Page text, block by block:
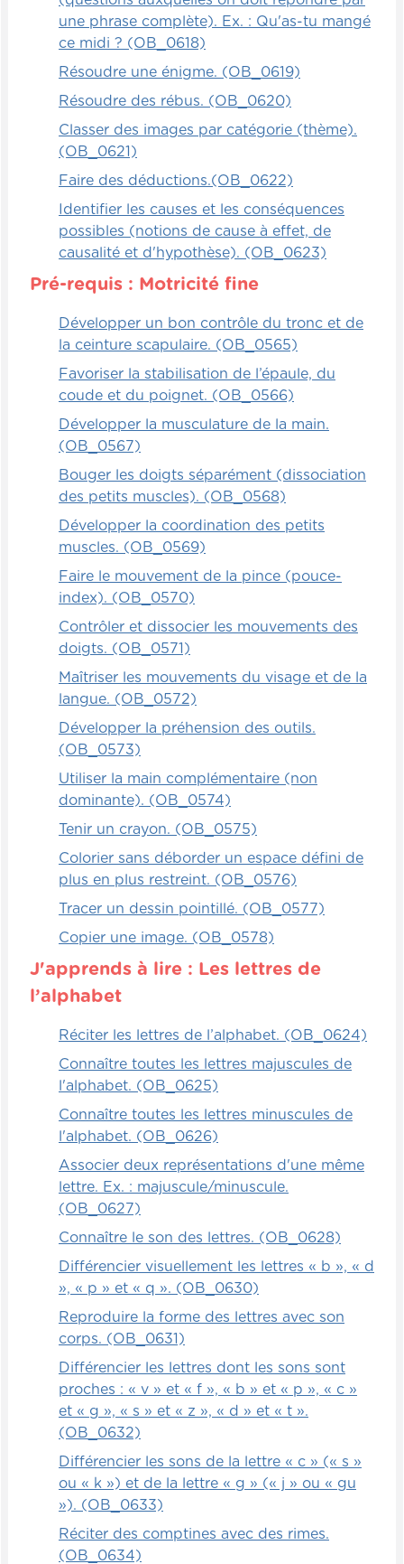
une phrase complète). Ex. : Qu'as-tu mangé
ce midi ? (OB_0618)
Résoudre une énigme. (OB_0619)
Résoudre des rébus. (OB_0620)
Classer des images par catégorie (thème).
(OB_0621)
Faire des déductions.(OB_0622)
Identifier les causes et les conséquences
possibles (notions de cause à effet, de
causalité et d'hypothèse). (OB_0623)
Pré-requis : Motricité fine
Développer un bon contrôle du tronc et de
la ceinture scapulaire. (OB_0565)
Favoriser la stabilisation de l’épaule, du
coude et du poignet. (OB_0566)
Développer la musculature de la main.
(OB_0567)
Bouger les doigts séparément (dissociation
des petits muscles). (OB_0568)
Développer la coordination des petits
muscles. (OB_0569)
Faire le mouvement de la pince (pouce-
index). (OB_0570)
Contrôler et dissocier les mouvements des
doigts. (OB_0571)
Maîtriser les mouvements du visage et de la
langue. (OB_0572)
Développer la préhension des outils.
(OB_0573)
Utiliser la main complémentaire (non
dominante). (OB_0574)
Tenir un crayon. (OB_0575)
Colorier sans déborder un espace défini de
plus en plus restreint. (OB_0576)
Tracer un dessin pointillé. (OB_0577)
Copier une image. (OB_0578)
J'apprends à lire : Les lettres de
l’alphabet
Réciter les lettres de l’alphabet. (OB_0624)
Connaître toutes les lettres majuscules de
l'alphabet. (OB_0625)
Connaître toutes les lettres minuscules de
l'alphabet. (OB_0626)
Associer deux représentations d'une même
lettre. Ex. : majuscule/minuscule.
(OB_0627)
Connaître le son des lettres. (OB_0628)
Différencier visuellement les lettres « b », « d
», « p » et « q ». (OB_0630)
Reproduire la forme des lettres avec son
corps. (OB_0631)
Différencier les lettres dont les sons sont
proches : « v » et « f », « b » et « p », « c »
et « g », « s » et « z », « d » et « t ».
(OB_0632)
Différencier les sons de la lettre « c » (« s »
ou « k ») et de la lettre « g » (« j » ou « gu
»). (OB_0633)
Réciter des comptines avec des rimes.
(OB_0634)